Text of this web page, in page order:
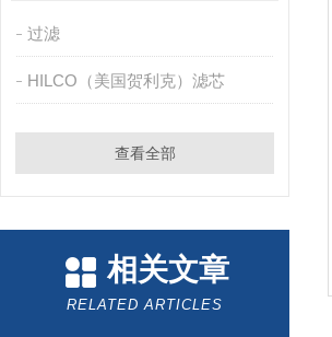
过滤
HILCO（美国贺利克）滤芯
查看全部
相关文章
RELATED ARTICLES